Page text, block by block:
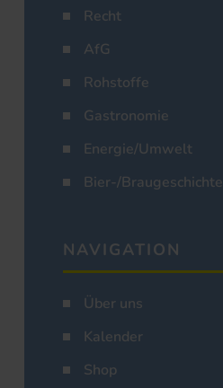
Recht
AfG
Rohstoffe
Gastronomie
Energie/Umwelt
Bier-/Braugeschichte
NAVIGATION
Über uns
Kalender
Shop